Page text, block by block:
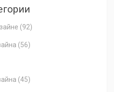
(92)
(56)
(45)